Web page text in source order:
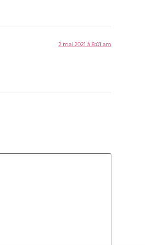
2 mai 2021 à 8:01 am